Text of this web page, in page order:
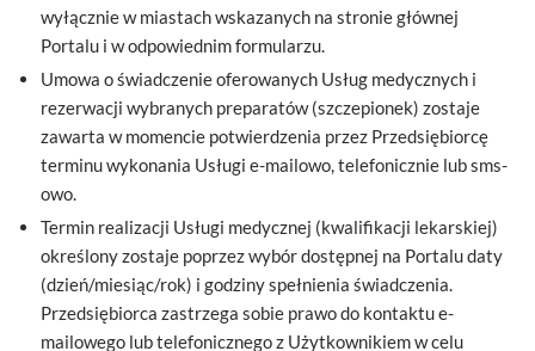
wyłącznie w miastach wskazanych na stronie głównej
Portalu i w odpowiednim formularzu.
Umowa o świadczenie oferowanych Usług medycznych i
rezerwacji wybranych preparatów (szczepionek) zostaje
zawarta w momencie potwierdzenia przez Przedsiębiorcę
terminu wykonania Usługi e-mailowo, telefonicznie lub sms-
owo.
Termin realizacji Usługi medycznej (kwalifikacji lekarskiej)
określony zostaje poprzez wybór dostępnej na Portalu daty
(dzień/miesiąc/rok) i godziny spełnienia świadczenia.
Przedsiębiorca zastrzega sobie prawo do kontaktu e-
mailowego lub telefonicznego z Użytkownikiem w celu